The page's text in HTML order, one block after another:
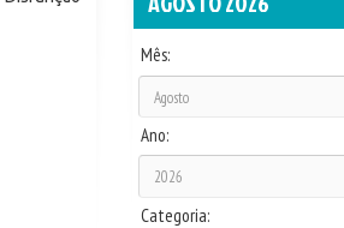
Mês:
Ano:
Categoria: